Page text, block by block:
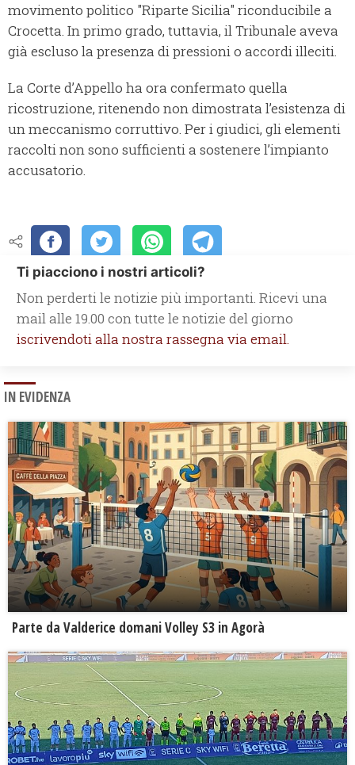
movimento politico "Riparte Sicilia" riconducibile a
Crocetta. In primo grado, tuttavia, il Tribunale aveva
già escluso la presenza di pressioni o accordi illeciti.
La Corte d’Appello ha ora confermato quella
ricostruzione, ritenendo non dimostrata l’esistenza di
un meccanismo corruttivo. Per i giudici, gli elementi
raccolti non sono sufficienti a sostenere l’impianto
accusatorio.
Ti piacciono i nostri articoli?
Non perderti le notizie più importanti. Ricevi una
mail alle 19.00 con tutte le notizie del giorno
iscrivendoti alla nostra rassegna via email.
IN EVIDENZA
Parte da Valderice domani Volley S3 in Agorà